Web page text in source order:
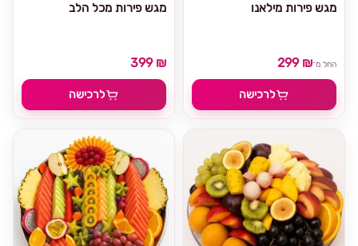
מגש פירות מכל הלב
399 ₪
לרכישה
מגש פירות מילאנו
החל מ־299 ₪
לרכישה